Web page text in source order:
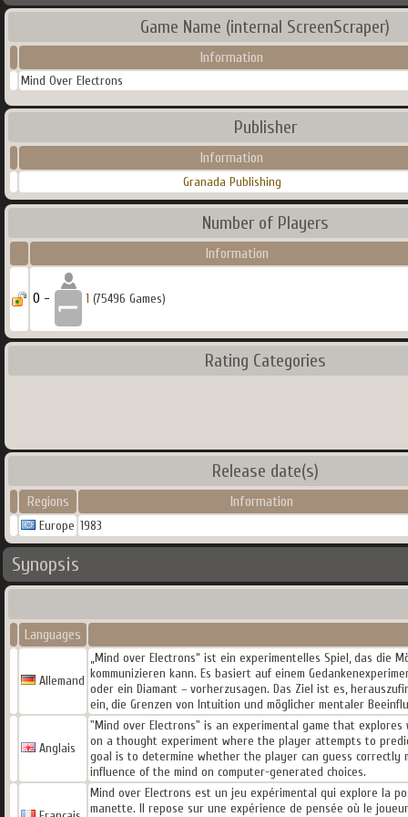
Game Name (internal ScreenScraper)
Information
Mind Over Electrons
Publisher
Information
Granada Publishing
Number of Players
Information
0 - 1 (75496 Games)
Rating Categories
Release date(s)
Regions Information
Europe 1983
Synopsis
Languages
Allemand
„Mind over Electrons“ ist ein experimentelles Spiel, das die
kommunizieren kann. Es basiert auf einem
oder ein Diamant – vorherzusagen. Das Ziel ist es,
ein, die Grenzen von Intuition und möglicher mentaler
Anglais
"Mind over Electrons" is an experimental game that
on a thought experiment where the player attempts to
goal is to determine whether the player can guess
influence of the mind on computer-generated choices.
Mind over Electrons est un jeu expérimental qui explore la
manette. Il repose sur une expérience de pensée où le